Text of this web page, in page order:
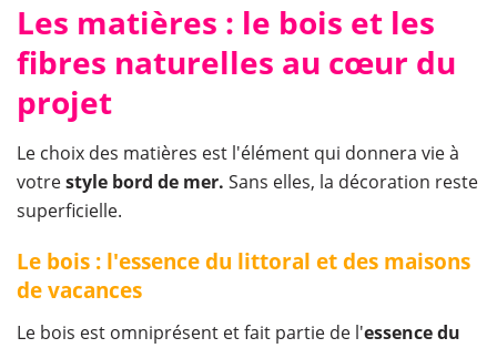
Les matières : le bois et les
fibres naturelles au cœur du
projet
Le choix des matières est l'élément qui donnera vie à
votrestyle bord de mer. Sans elles, la décoration reste
superficielle.
Le bois : l'essence du littoral et des maisons
de vacances
Le bois est omniprésent et fait partie de l'essence du